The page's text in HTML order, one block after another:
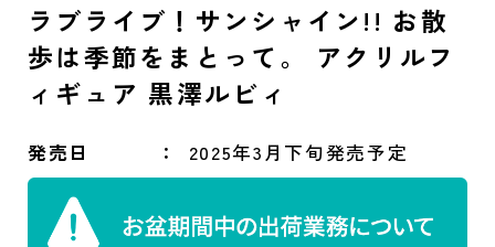
ラブライブ！サンシャイン!! お散
歩は季節をまとって。 アクリルフ
ィギュア 黒澤ルビィ
発売日 2025年3月下旬発売予定